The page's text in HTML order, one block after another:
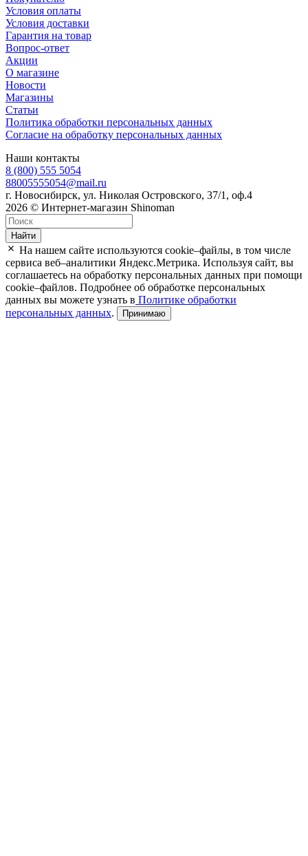
Условия оплаты
Условия доставки
Гарантия на товар
Вопрос-ответ
Акции
О магазине
Новости
Магазины
Статьи
Политика обработки персональных данных
Согласие на обработку персональных данных
Наши контакты
8 (800) 555 5054
88005555054@mail.ru
г. Новосибирск, ул. Николая Островского, 37/1, оф.4
2026 © Интернет-магазин Shinoman
Найти
На нашем сайте используются cookie–файлы, в том числе
сервиса веб–аналитики Яндекс.Метрика. Используя сайт, вы
соглашаетесь на обработку персональных данных при помощи
cookie–файлов. Подробнее об обработке персональных
данных вы можете узнать в Политике обработки
персональных данных. Принимаю